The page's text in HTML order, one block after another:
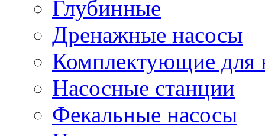
Глубинные
Дренажные насосы
Комплектующие для
Насосные станции
Фекальные насосы